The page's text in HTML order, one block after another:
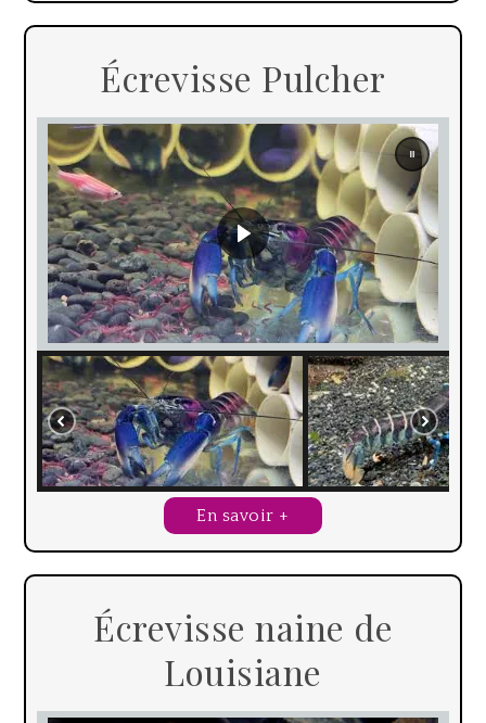
Écrevisse Pulcher
En savoir +
Écrevisse naine de
Louisiane